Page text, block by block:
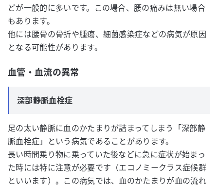
どが一般的に多いです。この場合、腰の痛みは無い場合
もあります。
他には腰骨の骨折や腫瘍、細菌感染症などの病気が原因
となる可能性があります。
血管・血流の異常
深部静脈血栓症
足の太い静脈に血のかたまりが詰まってしまう「深部静
脈血栓症」という病気であることがあります。
長い時間乗り物に乗っていた後などに急に症状が始まっ
た時には特に注意が必要です（エコノミークラス症候群
といいます）。この病気では、血のかたまりが血の流れ